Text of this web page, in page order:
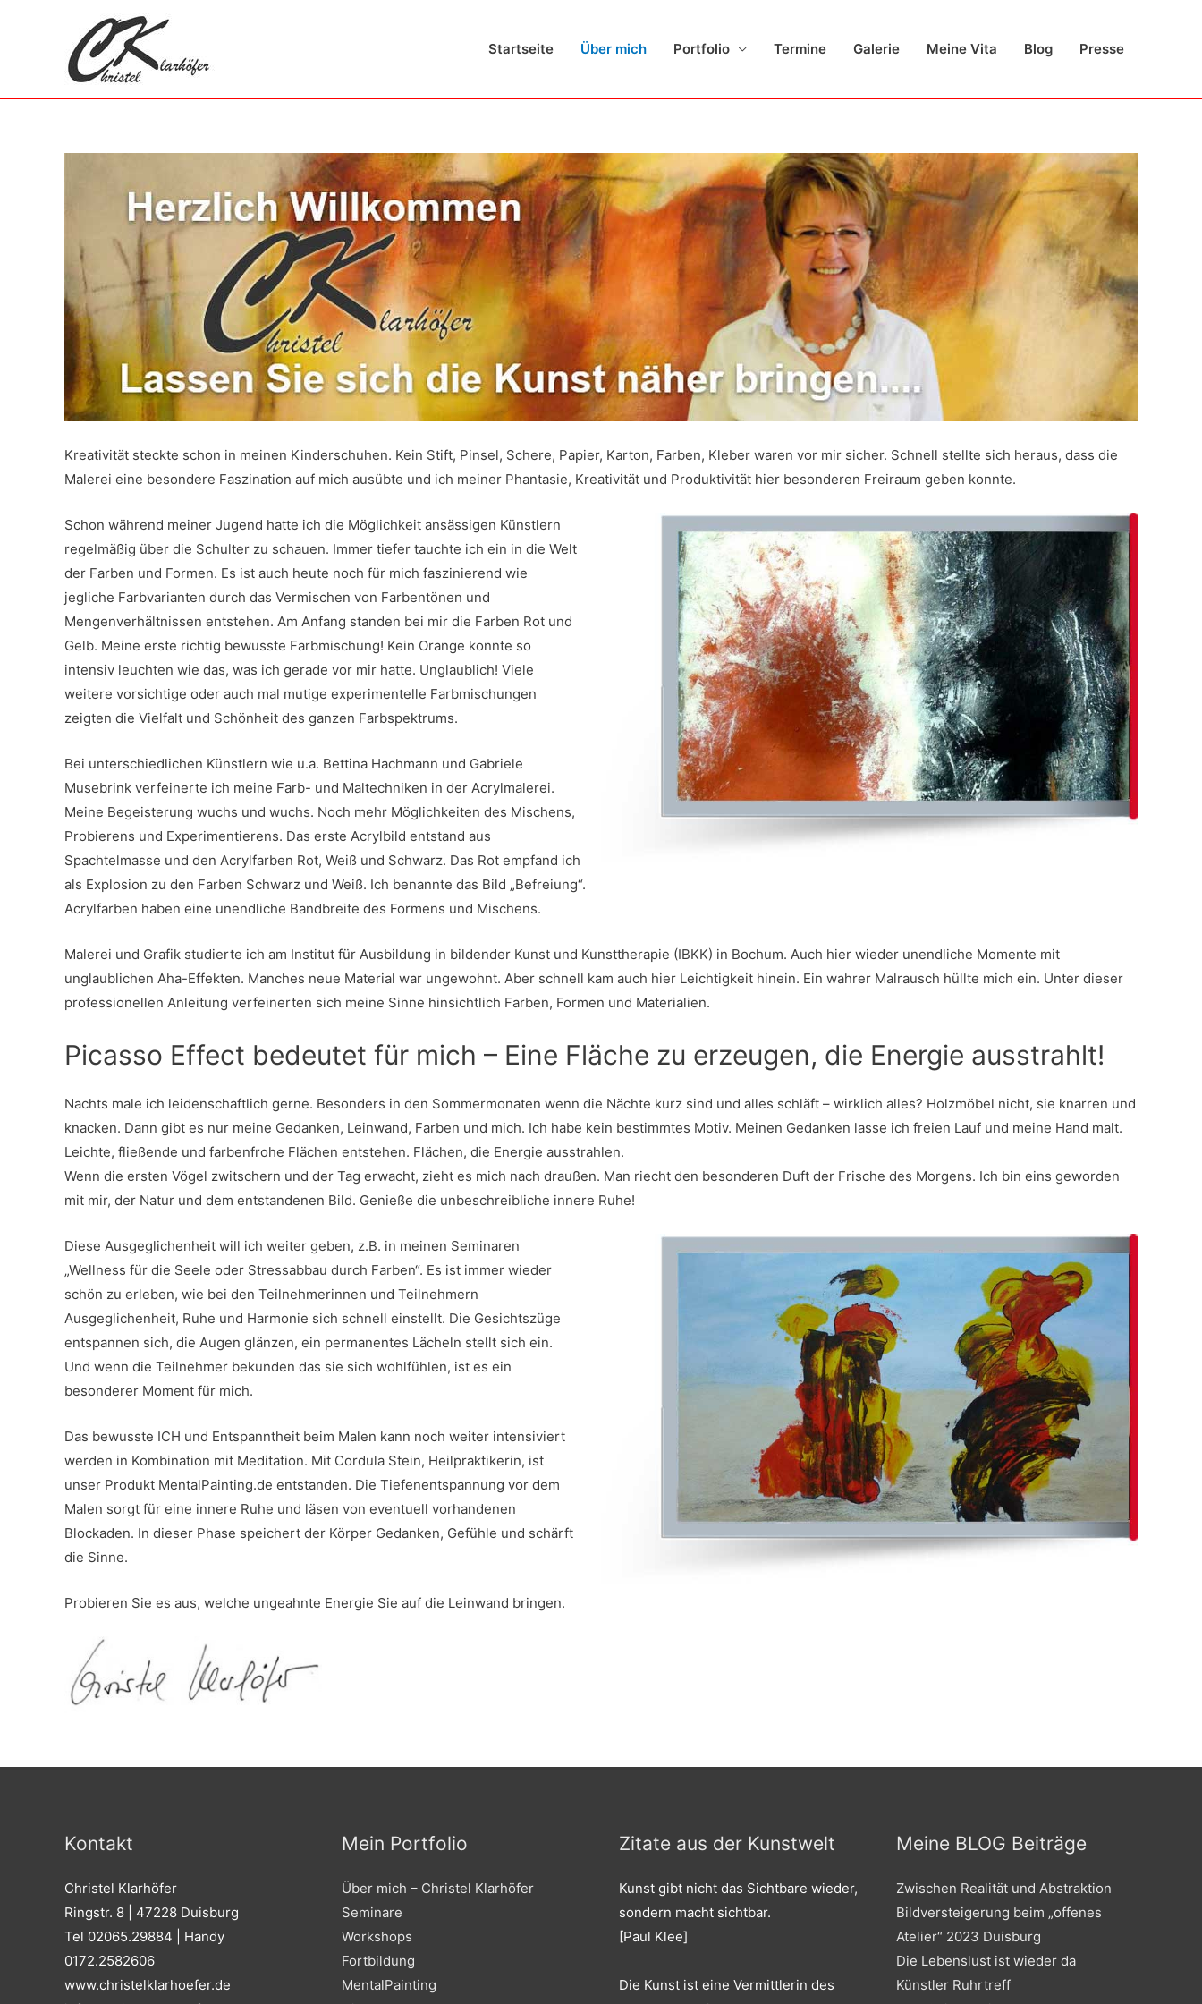
Startseite Über mich Portfolio Termine Galerie Meine Vita Blog Presse
Kreativität steckte schon in meinen Kinderschuhen. Kein Stift, Pinsel, Schere, Papier, Karton, Farben, Kleber waren vor mir sicher. Schnell stellte sich heraus, dass die
Malerei eine besondere Faszination auf mich ausübte und ich meiner Phantasie, Kreativität und Produktivität hier besonderen Freiraum geben konnte.
Schon während meiner Jugend hatte ich die Möglichkeit ansässigen Künstlern
regelmäßig über die Schulter zu schauen. Immer tiefer tauchte ich ein in die Welt
der Farben und Formen. Es ist auch heute noch für mich faszinierend wie
jegliche Farbvarianten durch das Vermischen von Farbentönen und
Mengenverhältnissen entstehen. Am Anfang standen bei mir die Farben Rot und
Gelb. Meine erste richtig bewusste Farbmischung! Kein Orange konnte so
intensiv leuchten wie das, was ich gerade vor mir hatte. Unglaublich! Viele
weitere vorsichtige oder auch mal mutige experimentelle Farbmischungen
zeigten die Vielfalt und Schönheit des ganzen Farbspektrums.
Bei unterschiedlichen Künstlern wie u.a. Bettina Hachmann und Gabriele
Musebrink verfeinerte ich meine Farb- und Maltechniken in der Acrylmalerei.
Meine Begeisterung wuchs und wuchs. Noch mehr Möglichkeiten des Mischens,
Probierens und Experimentierens. Das erste Acrylbild entstand aus
Spachtelmasse und den Acrylfarben Rot, Weiß und Schwarz. Das Rot empfand ich
als Explosion zu den Farben Schwarz und Weiß. Ich benannte das Bild „Befreiung“.
Acrylfarben haben eine unendliche Bandbreite des Formens und Mischens.
Malerei und Grafik studierte ich am Institut für Ausbildung in bildender Kunst und Kunsttherapie (IBKK) in Bochum. Auch hier wieder unendliche Momente mit
unglaublichen Aha-Effekten. Manches neue Material war ungewohnt. Aber schnell kam auch hier Leichtigkeit hinein. Ein wahrer Malrausch hüllte mich ein. Unter dieser
professionellen Anleitung verfeinerten sich meine Sinne hinsichtlich Farben, Formen und Materialien.
Picasso Effect bedeutet für mich – Eine Fläche zu erzeugen, die Energie ausstrahlt!
Nachts male ich leidenschaftlich gerne. Besonders in den Sommermonaten wenn die Nächte kurz sind und alles schläft – wirklich alles? Holzmöbel nicht, sie knarren und
knacken. Dann gibt es nur meine Gedanken, Leinwand, Farben und mich. Ich habe kein bestimmtes Motiv. Meinen Gedanken lasse ich freien Lauf und meine Hand malt.
Leichte, fließende und farbenfrohe Flächen entstehen. Flächen, die Energie ausstrahlen.
Wenn die ersten Vögel zwitschern und der Tag erwacht, zieht es mich nach draußen. Man riecht den besonderen Duft der Frische des Morgens. Ich bin eins geworden
mit mir, der Natur und dem entstandenen Bild. Genieße die unbeschreibliche innere Ruhe!
Diese Ausgeglichenheit will ich weiter geben, z.B. in meinen Seminaren
„Wellness für die Seele oder Stressabbau durch Farben“. Es ist immer wieder
schön zu erleben, wie bei den Teilnehmerinnen und Teilnehmern
Ausgeglichenheit, Ruhe und Harmonie sich schnell einstellt. Die Gesichtszüge
entspannen sich, die Augen glänzen, ein permanentes Lächeln stellt sich ein.
Und wenn die Teilnehmer bekunden das sie sich wohlfühlen, ist es ein
besonderer Moment für mich.
Das bewusste ICH und Entspanntheit beim Malen kann noch weiter intensiviert
werden in Kombination mit Meditation. Mit Cordula Stein, Heilpraktikerin, ist
unser Produkt MentalPainting.de entstanden. Die Tiefenentspannung vor dem
Malen sorgt für eine innere Ruhe und läsen von eventuell vorhandenen
Blockaden. In dieser Phase speichert der Körper Gedanken, Gefühle und schärft
die Sinne.
Probieren Sie es aus, welche ungeahnte Energie Sie auf die Leinwand bringen.
Kontakt
Christel Klarhöfer
Ringstr. 8 | 47228 Duisburg
Tel 02065.29884 | Handy
0172.2582606
www.christelklarhoefer.de
Mein Portfolio
Über mich – Christel Klarhöfer
Seminare
Workshops
Fortbildung
MentalPainting
Zitate aus der Kunstwelt
Kunst gibt nicht das Sichtbare wieder,
sondern macht sichtbar.
[Paul Klee]
Die Kunst ist eine Vermittlerin des
Meine BLOG Beiträge
Zwischen Realität und Abstraktion
Bildversteigerung beim „offenes
Atelier“ 2023 Duisburg
Die Lebenslust ist wieder da
Künstler Ruhrtreff